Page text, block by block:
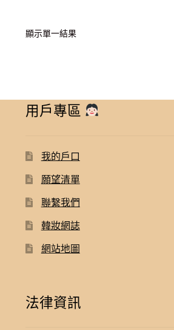
顯示單一結果
用戶專區
我的戶口
願望清單
聯繫我們
韓妝網誌
網站地圖
法律資訊